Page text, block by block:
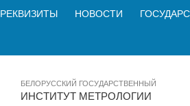
РЕКВИЗИТЫ НОВОСТИ
БЕЛОРУССКИЙ ГОСУДАРСТВЕННЫЙ
ИНСТИТУТ МЕТРОЛОГИИ